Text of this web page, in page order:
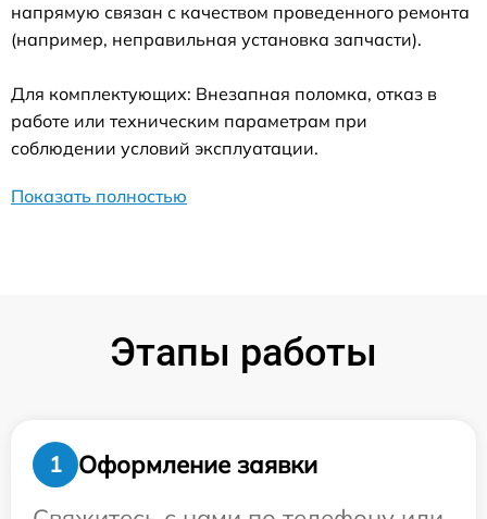
напрямую связан с качеством проведенного ремонта
(например, неправильная установка запчасти).
Для комплектующих: Внезапная поломка, отказ в
работе или техническим параметрам при
соблюдении условий эксплуатации.
Показать полностью
Этапы работы
1
Оформление заявки